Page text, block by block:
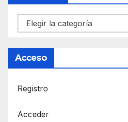
Categorías
Acceso
Registro
Acceder